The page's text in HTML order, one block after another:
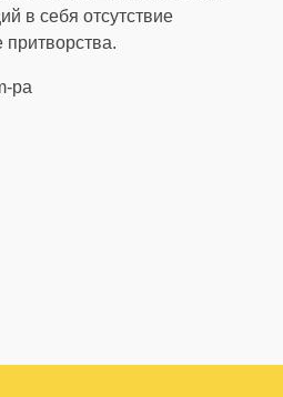
в себя отсутствие
притворства.
pa